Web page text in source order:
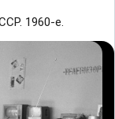
1960-e.